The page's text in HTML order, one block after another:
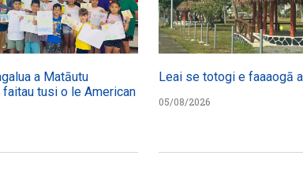
a Matāutu
tusi o le American
Leai se totogi e faaaogā
05/08/2026